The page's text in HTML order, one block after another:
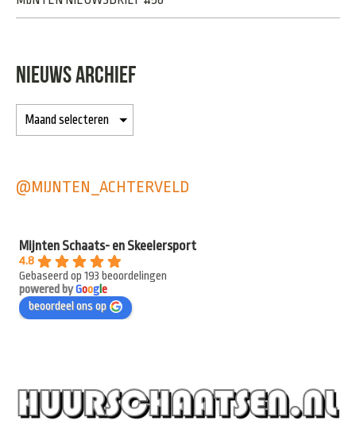
NIEUWS ARCHIEF
@MIJNTEN_ACHTERVELD
Mijnten Schaats- en Skeelersport
4.8
Gebaseerd op 193 beoordelingen
powered byGooge
beoordeel ons op